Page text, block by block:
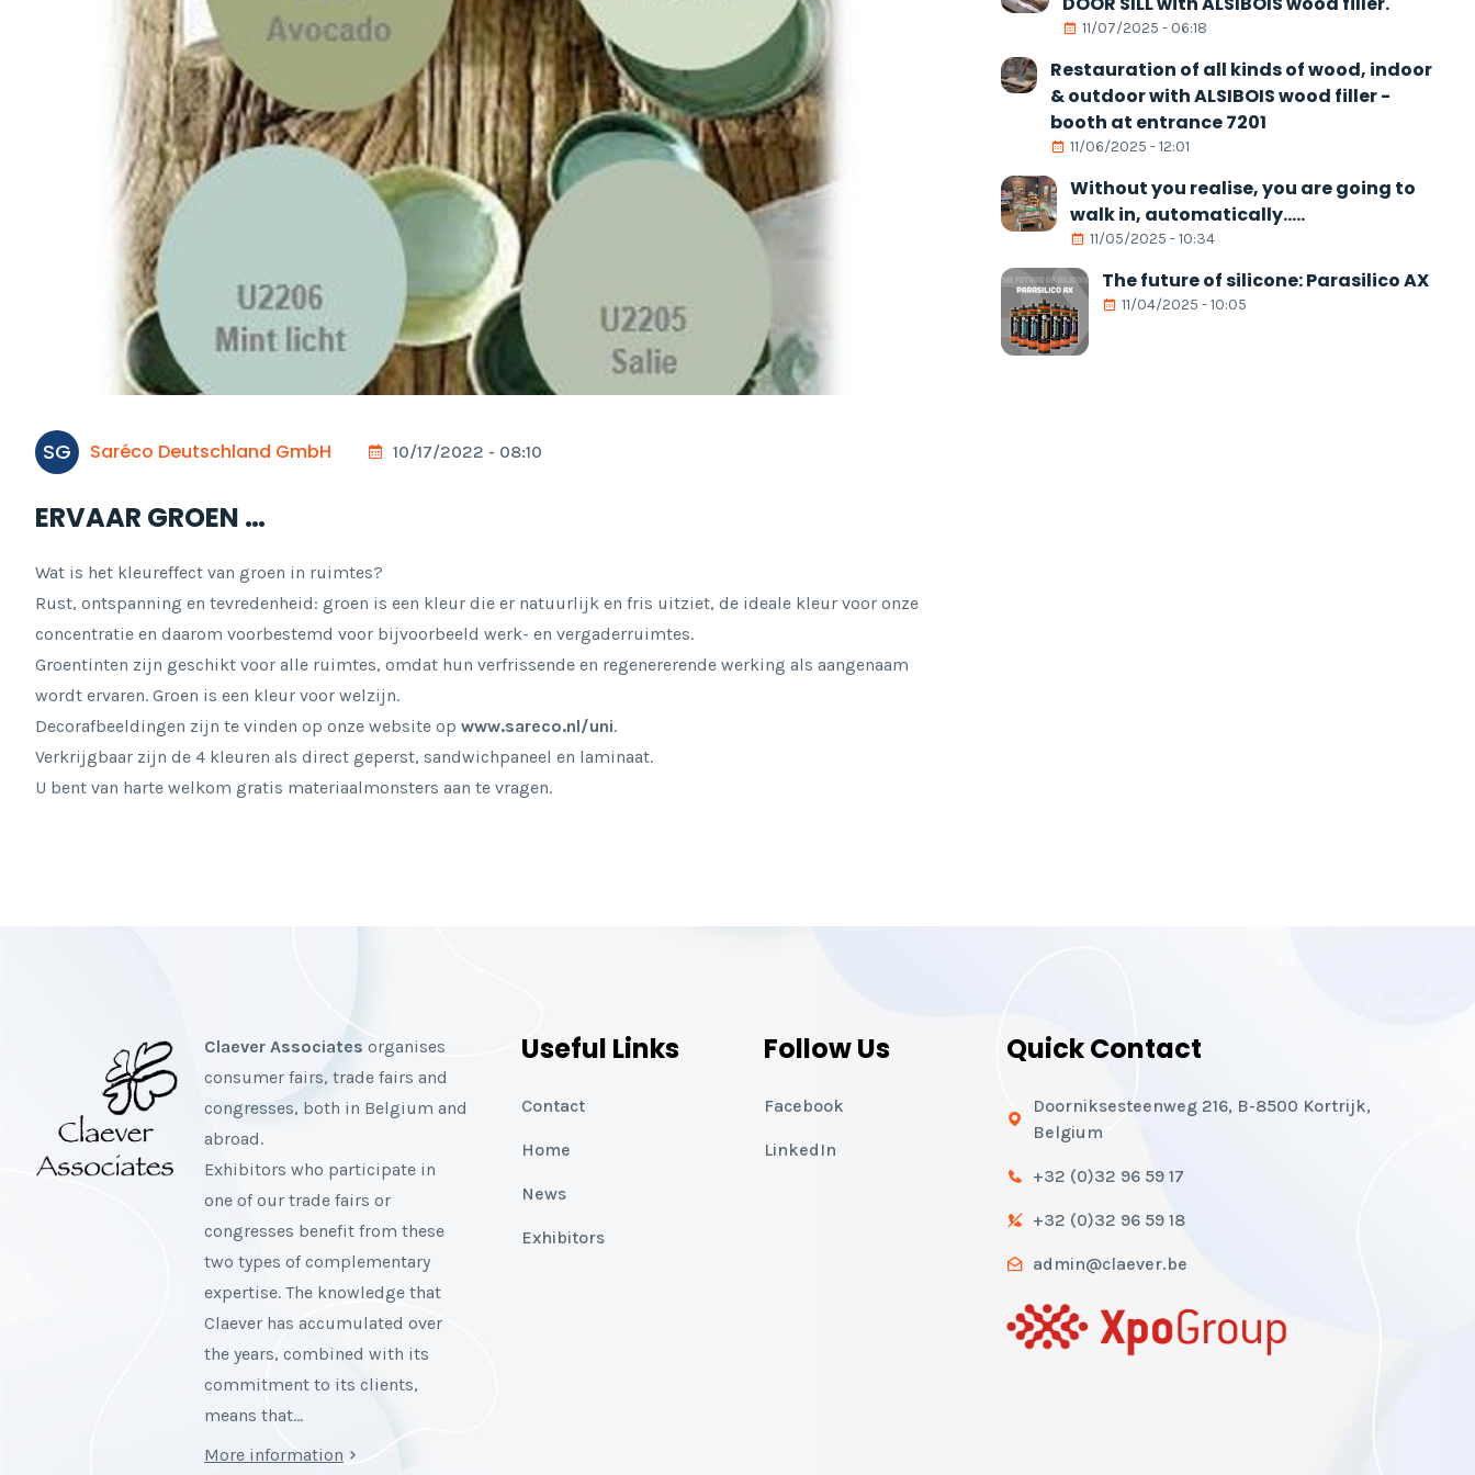
SG Saréco Deutschland GmbH 10/17/2022 - 08:10
ERVAAR GROEN …
Wat is het kleureffect van groen in ruimtes?
Rust, ontspanning en tevredenheid: groen is een kleur die er natuurlijk en fris uitziet, de ideale kleur voor onze
concentratie en daarom voorbestemd voor bijvoorbeeld werk- en vergaderruimtes.
Groentinten zijn geschikt voor alle ruimtes, omdat hun verfrissende en regenererende werking als aangenaam
wordt ervaren. Groen is een kleur voor welzijn.
Decorafbeeldingen zijn te vinden op onze website op www.sareco.nl/uni.
Verkrijgbaar zijn de 4 kleuren als direct geperst, sandwichpaneel en laminaat.
U bent van harte welkom gratis materiaalmonsters aan te vragen.
11/07/2025 - 06:18
Restauration of all kinds of wood, indoor
& outdoor with ALSIBOIS wood filler -
booth at entrance 7201
11/06/2025 - 12:01
Without you realise, you are going to
walk in, automatically.....
11/05/2025 - 10:34
The future of silicone: Parasilico AX
11/04/2025 - 10:05
Claever Associates organises
consumer fairs, trade fairs and
congresses, both in Belgium and
abroad.
Exhibitors who participate in
one of our trade fairs or
congresses benefit from these
two types of complementary
expertise. The knowledge that
Claever has accumulated over
the years, combined with its
commitment to its clients,
means that…
More information
Useful Links
Contact
Home
News
Exhibitors
Follow Us
Facebook
LinkedIn
Quick Contact
Doorniksesteenweg 216, B-8500 Kortrijk,
Belgium
+32 (0)32 96 59 17
+32 (0)32 96 59 18
admin@claever.be